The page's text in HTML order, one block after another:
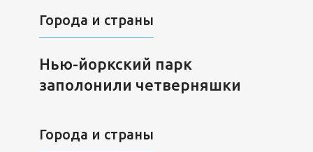
Города и страны
Нью-йоркский парк
заполонили четверняшки
Города и страны